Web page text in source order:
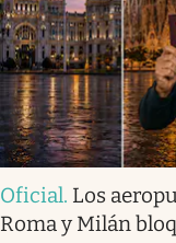
Oficial. Los
Roma y Milán